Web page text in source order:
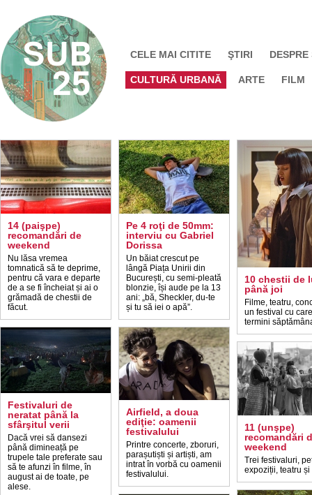
CELE MAI CITITE ŞTIRI DESPRE
CULTURĂ URBANĂ ARTE FILM
14 (paişpe)
recomandări de
weekend
Nu lăsa vremea
tomnatică să te deprime,
pentru că vara e departe
de a se fi încheiat și ai o
grămadă de chestii de
făcut.
Festivaluri de
neratat până la
sfârşitul verii
Dacă vrei să dansezi
până dimineață pe
trupele tale preferate sau
să te afunzi în filme, în
august ai de toate, pe
alese.
Pe 4 roţi de 50mm:
interviu cu Gabriel
Dorissa
Un băiat crescut pe
lângă Piața Unirii din
București, cu semi-pleată
blonzie, își aude pe la 13
ani: „bă, Sheckler, du-te
și tu să iei o apă”.
Airfield, a doua
ediţie: oamenii
festivalului
Printre concerte, zboruri,
parașutiști și artiști, am
intrat în vorbă cu oamenii
festivalului.
10 chestii de
până joi
Filme, teatru,
un festival cu
termini
11 (unşpe)
recomandări
weekend
Trei festivaluri,
expoziții, teatru și